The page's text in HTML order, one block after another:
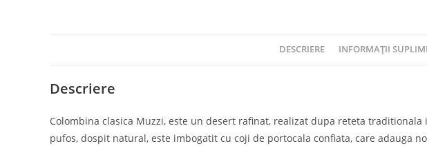
DESCRIERE INFORMAȚII
Descriere
Colombina clasica Muzzi, este un desert rafinat, realizat dupa reteta
pufos, dospit natural, este imbogatit cu coji de portocala confiata, care adauga